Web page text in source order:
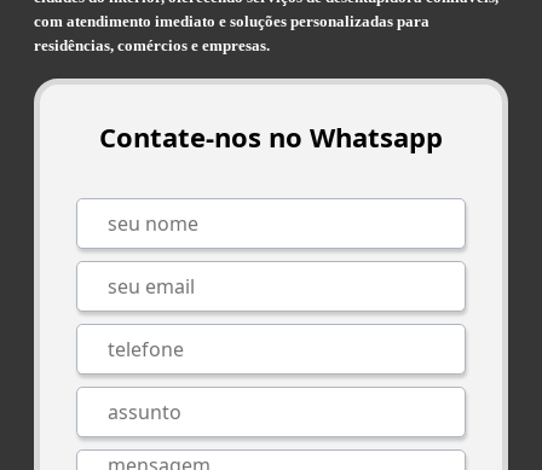
com atendimento imediato e soluções personalizadas para
residências, comércios e empresas.
Contate-nos no Whatsapp